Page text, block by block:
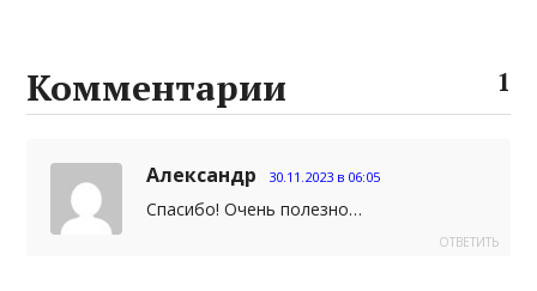
Комментарии 1
Александр 30.11.2023 в 06:05
Спасибо! Очень полезно…
ОТВЕТИТЬ